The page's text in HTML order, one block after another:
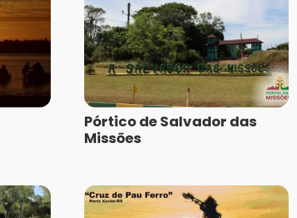
Pórtico de Salvador das
Missões